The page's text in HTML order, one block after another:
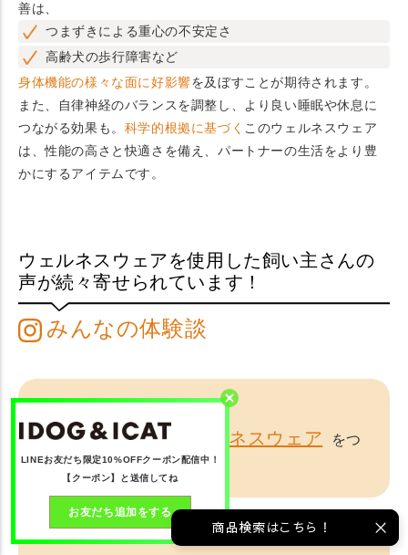
善は、
つまずきによる重心の不安定さ
高齢犬の歩行障害など
身体機能の様々な面に好影響を及ぼすことが期待されます。
また、自律神経のバランスを調整し、より良い睡眠や休息に
つながる効果も。 科学的根拠に基づく このウェルネスウェア
は、性能の高さと快適さを備え、パートナーの生活をより豊
かにするアイテムです。
ウェルネスウェアを使用した飼い主さんの
声が続々寄せられています！
みんなの体験談
#idogicat #idogウェルネスウェア
をつ
けて投稿してくださいね。
LINEお友だち限定10%OFFクーポン配信中！
【クーポン】と送信してね
お友だち追加をする
商品検索はこちら！